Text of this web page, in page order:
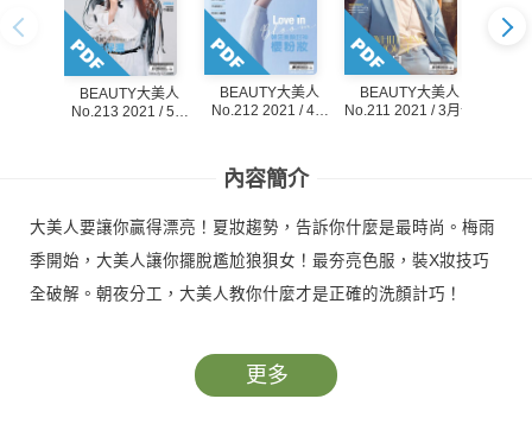
BEAUTY大美人
No.213 2021 / 5月
BEAUTY大美人
No.212 2021 / 4月
BEAUTY大美人
No.211 2021 / 3月號
內容簡介
大美人要讓你贏得漂亮！夏妝趨勢，告訴你什麼是最時尚。梅雨
季開始，大美人讓你擺脫尷尬狼狽女！最夯亮色服，裝X妝技巧
全破解。朝夜分工，大美人教你什麼才是正確的洗顏計巧！
更多